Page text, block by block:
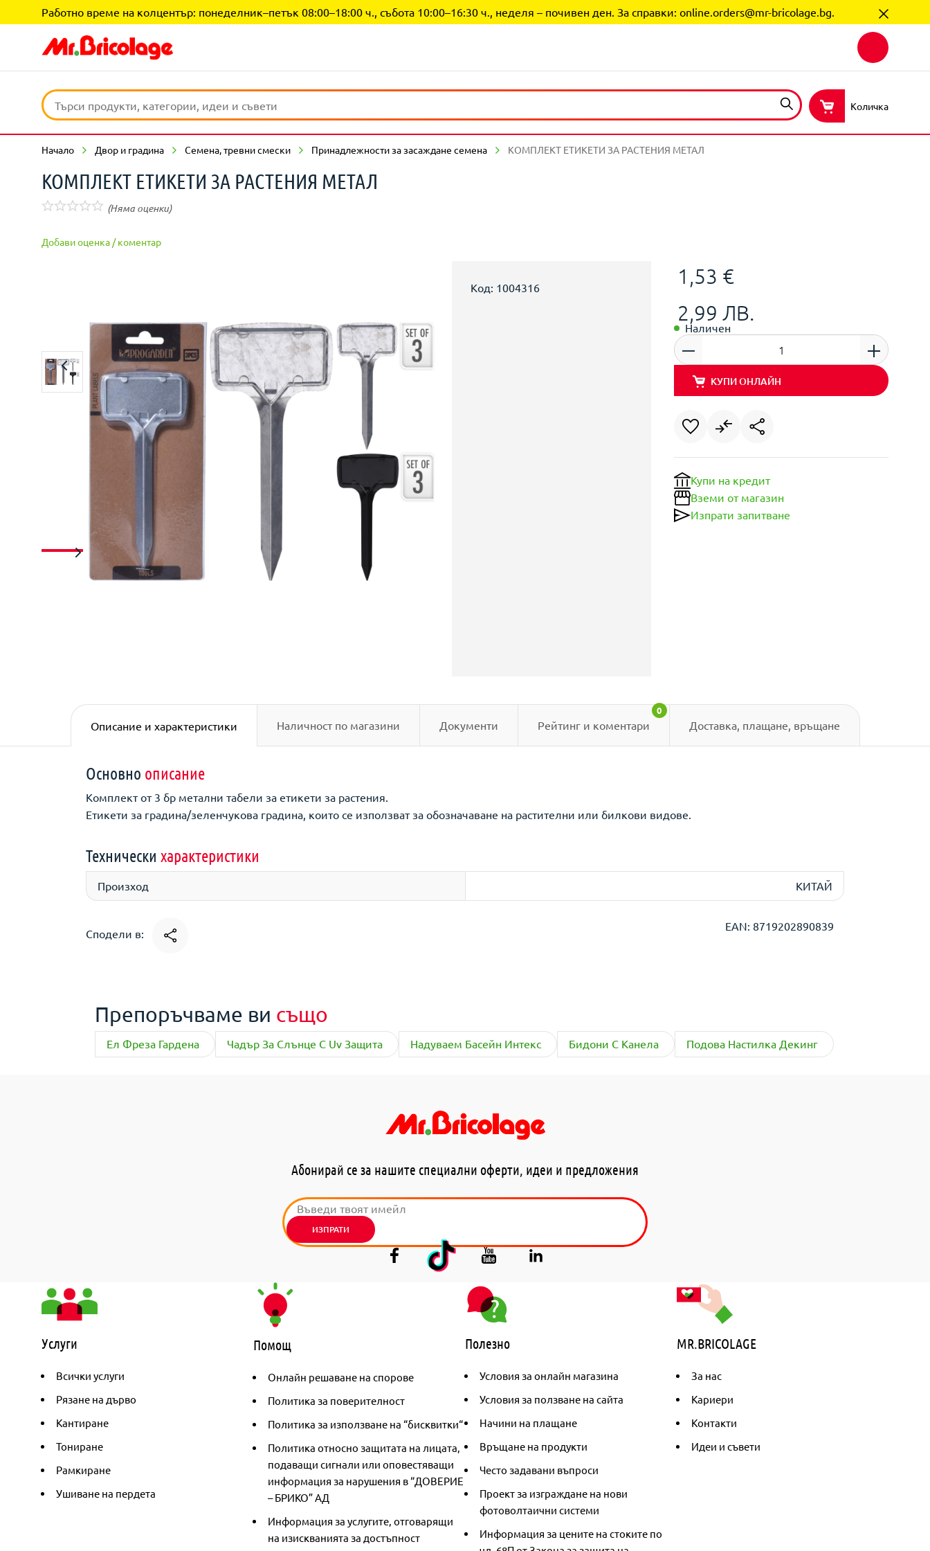
Работно време на колцентър: понеделник–петък 08:00–18:00 ч., събота 10:00–16:30 ч., неделя – почивен ден. За справки: online.orders@mr-bricolage.bg.
Количка
Начало Двор и градина Семена, тревни смески Принадлежности за засаждане семена КОМПЛЕКТ ЕТИКЕТИ ЗА РАСТЕНИЯ МЕТАЛ
КОМПЛЕКТ ЕТИКЕТИ ЗА РАСТЕНИЯ МЕТАЛ
(Няма оценки)
Добави оценка / коментар
1,53 €
2,99 ЛВ.
Наличен
КУПИ ОНЛАЙН
Купи на кредит
Вземи от магазин
Изпрати запитване
Код: 1004316
Описание и характеристики Наличност по магазини Документи Рейтинг и коментари
0
Доставка, плащане, връщане
Основно описание
Комплект от 3 бр метални табели за етикети за растения.
Етикети за градина/зеленчукова градина, които се използват за обозначаване на растителни или билкови видове.
Технически характеристики
Произход КИТАЙ
Сподели в:
EAN: 8719202890839
Препоръчваме ви също
Ел Фреза Гардена Чадър За Слънце С Uv Защита Надуваем Басейн Интекс Бидони С Канела Подова Настилка Декинг
Абонирай се за нашите специални оферти, идеи и предложения
ИЗПРАТИ
Услуги
Всички услуги
Рязане на дърво
Кантиране
Тониране
Рамкиране
Ушиване на пердета
Помощ
Онлайн решаване на спорове
Политика за поверителност
Политика за използване на “бисквитки“
Политика относно защитата на лицата,
подаващи сигнали или оповестяващи
информация за нарушения в “ДОВЕРИЕ
– БРИКО” АД
Информация за услугите, отговарящи
на изискванията за достъпност
Полезно
Условия за онлайн магазина
Условия за ползване на сайта
Начини на плащане
Връщане на продукти
Често задавани въпроси
Проект за изграждане на нови
фотоволтаични системи
Информация за цените на стоките по
MR.BRICOLAGE
За нас
Кариери
Контакти
Идеи и съвети